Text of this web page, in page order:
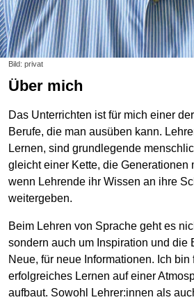
Bild: privat
Über mich
Das Unterrichten ist für mich einer
Berufe, die man ausüben kann.
Lernen, sind grundlegende
gleicht einer Kette, die Generationen
wenn Lehrende ihr Wissen an ihre
weitergeben.
Beim Lehren von Sprache geht es
sondern auch um Inspiration und die
Neue, für neue Informationen. Ich
erfolgreiches Lernen auf einer
aufbaut. Sowohl Lehrer:innen als